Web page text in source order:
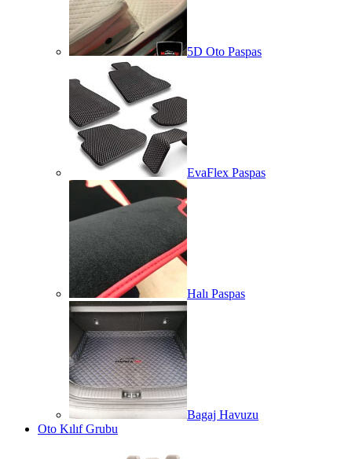
5D Oto Paspas
EvaFlex Paspas
Halı Paspas
Bagaj Havuzu
Oto Kılıf Grubu